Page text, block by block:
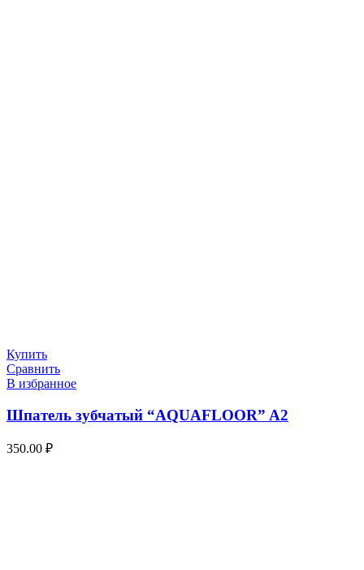
Купить
Сравнить
В избранное
Шпатель зубчатый “AQUAFLOOR” A2
350.00 ₽